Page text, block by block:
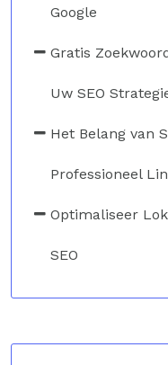
Google
Gratis
Uw SEO
Het Belang van
Professioneel
Optimaliseer
SEO